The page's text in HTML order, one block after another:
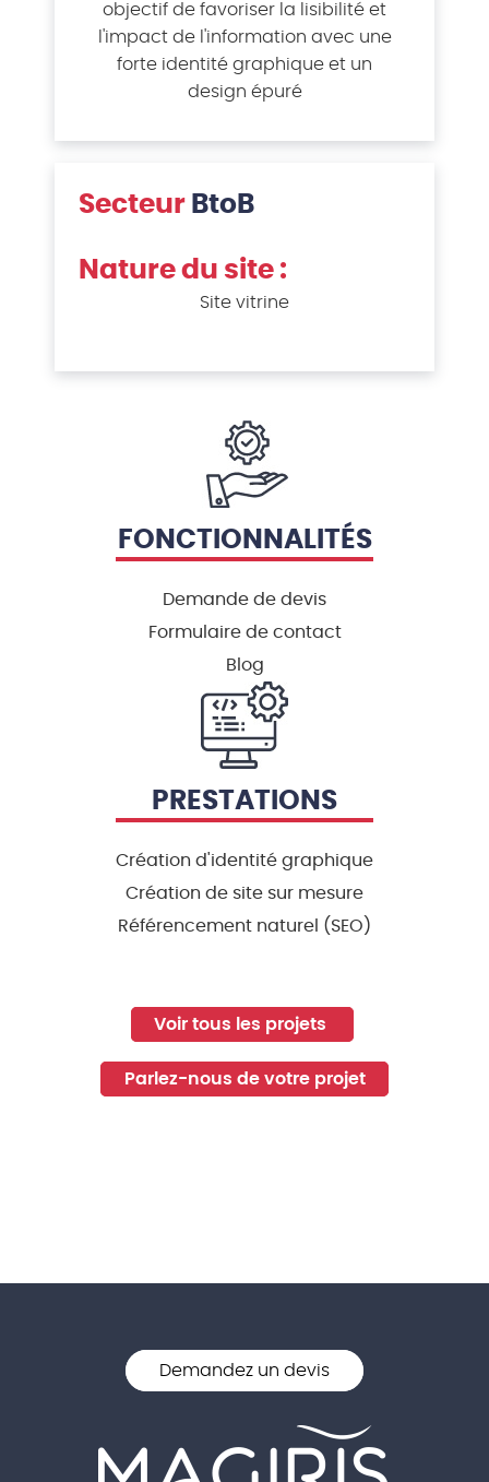
objectif de favoriser la lisibilité et
l'impact de l'information avec une
forte identité graphique et un
design épuré
SecteurBtoB
Nature du site :
Site vitrine
FONCTIONNALITÉS
Demande de devis
Formulaire de contact
Blog
PRESTATIONS
Création d'identité graphique
Création de site sur mesure
Référencement naturel (SEO)
Voir tous les projets
Parlez-nous de votre projet
Demandez un devis